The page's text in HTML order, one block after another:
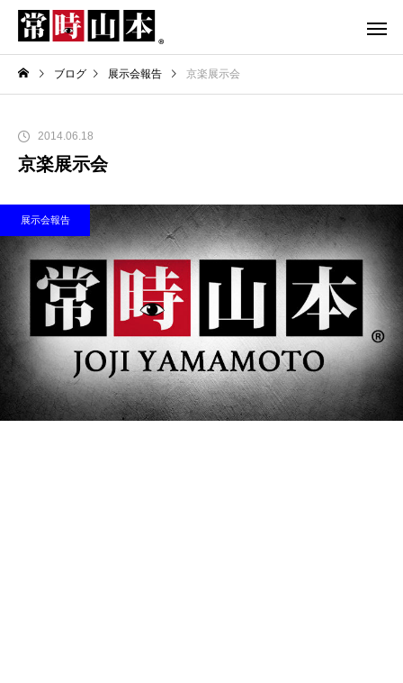
ブログ 展示会報告 京楽展示会
2014.06.18
京楽展示会
展示会報告